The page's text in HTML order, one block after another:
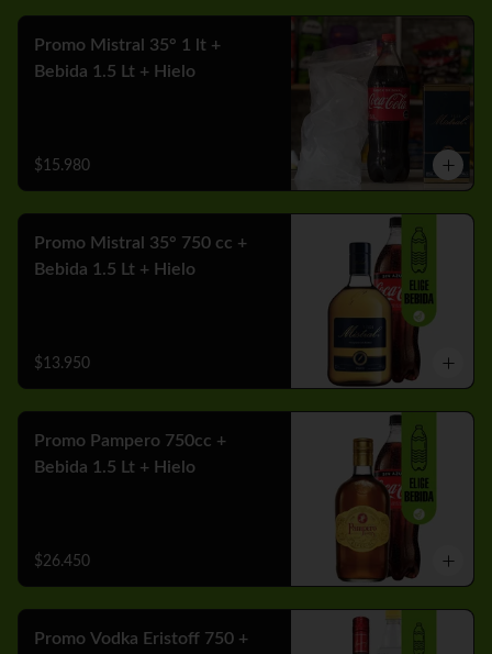
Promo Mistral 35° 1 lt +
Bebida 1.5 Lt + Hielo
$15.980
Promo Mistral 35° 750 cc +
Bebida 1.5 Lt + Hielo
$13.950
Promo Pampero 750cc +
Bebida 1.5 Lt + Hielo
$26.450
Promo Vodka Eristoff 750 +